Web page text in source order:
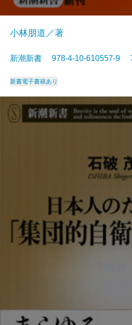
小林朋道／著
新潮新書 978-4-10-610557-9
新書電子書籍あり